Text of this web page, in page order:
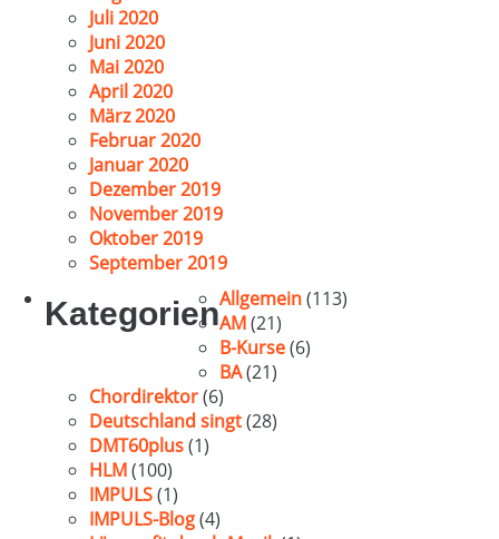
Juli 2020
Juni 2020
Mai 2020
April 2020
März 2020
Februar 2020
Januar 2020
Dezember 2019
November 2019
Oktober 2019
September 2019
KategorienAllgemein(113)
AM(21)
B-Kurse(6)
BA(21)
Chordirektor(6)
Deutschland singt(28)
DMT60plus(1)
HLM(100)
IMPULS(1)
IMPULS-Blog(4)